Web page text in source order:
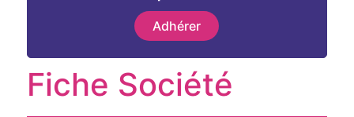
Adhérer
Fiche Société